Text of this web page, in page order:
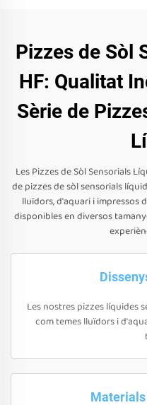
Pizzes de Sòl
HF: Qualitat
Sèrie de
Les Pizzes de Sòl Sensorials
de pizzes de sòl sensorials
lluïdors, d'aquari i impressos
disponibles en diversos
Les nostres pizzes líquides
com temes lluïdors i